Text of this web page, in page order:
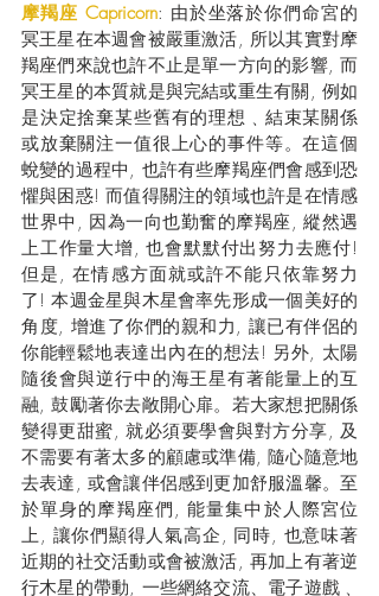
摩羯座 Capricorn: 由於坐落於你們命宮的
冥王星在本週會被嚴重激活, 所以其實對摩
羯座們來說也許不止是單一方向的影響, 而
冥王星的本質就是與完結或重生有關, 例如
是決定捨棄某些舊有的理想﹑結束某關係
或放棄關注一值很上心的事件等。在這個
蛻變的過程中, 也許有些摩羯座們會感到恐
懼與困惑! 而值得關注的領域也許是在情感
世界中, 因為一向也勤奮的摩羯座, 縱然遇
上工作量大增, 也會默默付出努力去應付!
但是, 在情感方面就或許不能只依靠努力
了! 本週金星與木星會率先形成一個美好的
角度, 增進了你們的親和力, 讓已有伴侶的
你能輕鬆地表達出內在的想法! 另外, 太陽
隨後會與逆行中的海王星有著能量上的互
融, 鼓勵著你去敞開心扉。若大家想把關係
變得更甜蜜, 就必須要學會與對方分享, 及
不需要有著太多的顧慮或準備, 隨心隨意地
去表達, 或會讓伴侶感到更加舒服溫馨。至
於單身的摩羯座們, 能量集中於人際宮位
上, 讓你們顯得人氣高企, 同時, 也意味著
近期的社交活動或會被激活, 再加上有著逆
行木星的帶動, 一些網絡交流、電子遊戲﹑